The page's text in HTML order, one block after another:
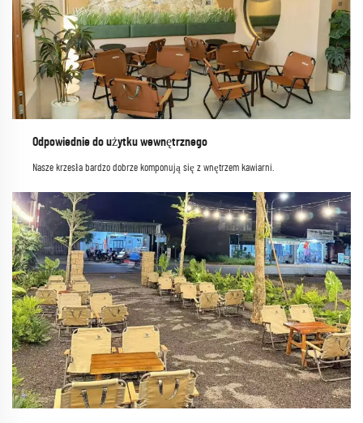
Odpowiednie do użytku wewnętrznego
Nasze krzesła bardzo dobrze komponują się z wnętrzem kawiarni.